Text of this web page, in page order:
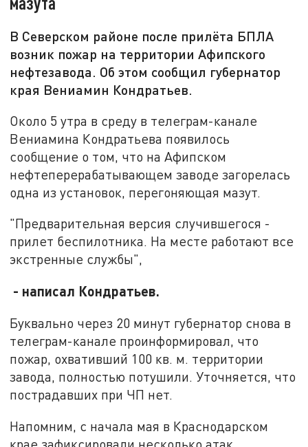
В Северском районе после прилёта БПЛА
возник пожар на территории Афипского
нефтезавода. Об этом сообщил губернатор
края Вениамин Кондратьев.
Около 5 утра в среду в телеграм-канале
Вениамина Кондратьева появилось
сообщение о том, что на Афипском
нефтеперерабатывающем заводе загорелась
одна из установок, перегоняющая мазут.
"Предварительная версия случившегося -
прилет беспилотника. На месте работают все
экстренные службы",
- написал Кондратьев.
Буквально через 20 минут губернатор снова в
телеграм-канале проинформировал, что
пожар, охвативший 100 кв. м. территории
завода, полностью потушили. Уточняется, что
пострадавших при ЧП нет.
Напомним, с начала мая в Краснодарском
крае зафиксировали несколько атак